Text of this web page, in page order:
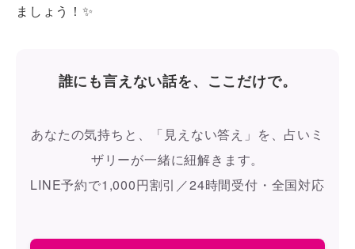
ましょう！✨
誰にも言えない話を、ここだけで。
あなたの気持ちと、「見えない答え」を、占いミ
ザリーが一緒に紐解きます。
LINE予約で1,000円割引／24時間受付・全国対応